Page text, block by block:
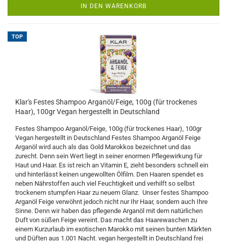
IN DEN WARENKORB
TOP
Klar's Festes Shampoo Arganöl/Feige, 100g (für trockenes
Haar), 100gr Vegan hergestellt in Deutschland
Festes Shampoo Arganöl/Feige, 100g (für trockenes Haar), 100gr
Vegan hergestellt in Deutschland Festes Shampoo Arganöl Feige
Arganöl wird auch als das Gold Marokkos bezeichnet und das
zurecht. Denn sein Wert liegt in seiner enormen Pflegewirkung für
Haut und Haar. Es ist reich an Vitamin E, zieht besonders schnell ein
und hinterlässt keinen ungewollten Ölfilm. Den Haaren spendet es
neben Nährstoffen auch viel Feuchtigkeit und verhilft so selbst
trockenem stumpfen Haar zu neuem Glanz. Unser festes Shampoo
Arganöl Feige verwöhnt jedoch nicht nur Ihr Haar, sondern auch Ihre
Sinne. Denn wir haben das pflegende Arganöl mit dem natürlichen
Duft von süßen Feige vereint. Das macht das Haarewaschen zu
einem Kurzurlaub im exotischen Marokko mit seinen bunten Märkten
und Düften aus 1.001 Nacht. vegan hergestellt in Deutschland frei